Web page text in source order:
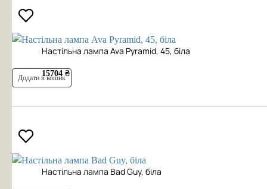
Настільна лампа Ava Pyramid, 45, біла
15704 ₴
Додати в кошик
Настільна лампа Bad Guy, біла